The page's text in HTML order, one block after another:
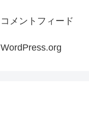
コメントフィード
WordPress.org